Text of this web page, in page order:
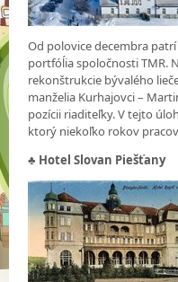
Od polovice decembra
portfóĺia spoločnosti TMR.
rekonštrukcie bývalého
manželia Kurhajovci –
pozícii riaditeľky. V tejto
ktorý niekoľko rokov
♣ Hotel Slovan Piešťany